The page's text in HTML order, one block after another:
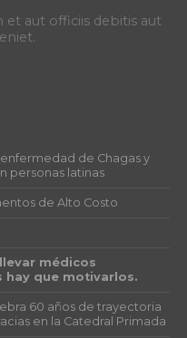
aut officiis debitis aut
de Chagas y
personas latinas
de Alto Costo
médicos
hay que motivarlos.
60 años de trayectoria
en la Catedral Primada